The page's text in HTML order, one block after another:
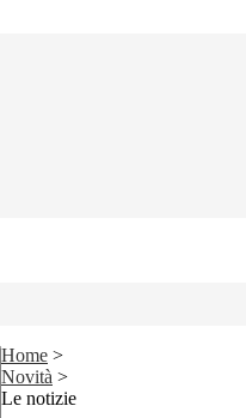
Home >
Novità >
Le notizie